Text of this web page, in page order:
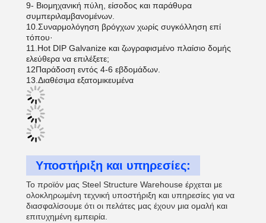
9- Βιομηχανική πύλη, είσοδος και παράθυρα
συμπεριλαμβανομένων.
10.Συναρμολόγηση βρόγχων χωρίς συγκόλληση επί
τόπου·
11.Hot DIP Galvanize και ζωγραφισμένο πλαίσιο δομής
ελεύθερα να επιλέξετε;
12Παράδοση εντός 4-6 εβδομάδων.
13.Διαθέσιμα εξατομικευμένα
Υποστήριξη και υπηρεσίες:
Το προϊόν μας Steel Structure Warehouse έρχεται με
ολοκληρωμένη τεχνική υποστήριξη και υπηρεσίες για να
διασφαλίσουμε ότι οι πελάτες μας έχουν μια ομαλή και
επιτυχημένη εμπειρία.